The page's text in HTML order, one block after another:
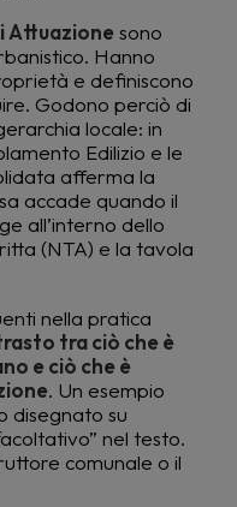
Attuazionesono
Hanno
e definiscono
Godono perciò di
locale: in
Edilizio e le
afferma la
accade quando il
all’interno dello
(NTA) e la tavola
nella pratica
tra ciò che è
e ciò che è
. Un esempio
disegnato su
nel testo.
comunale o il